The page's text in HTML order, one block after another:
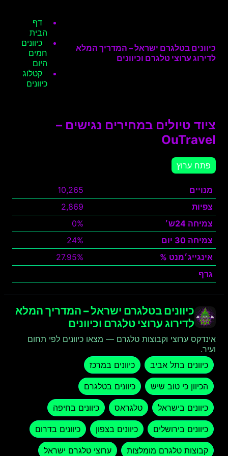
כיוונים בטלגרם ישראל – המדריך המלא
לדירוג ערוצי טלגרם וכיוונים
דף
הבית
כיוונים
חמים
היום
קטלוג
כיוונים
ציוד טיולים במחירים נגישים –
OuTravel
פתח ערוץ
מנויים
10,265
צפיות
2,869
צמיחה 24ש׳
0%
צמיחה 30 יום
24%
אינגייג׳מנט %
27.95%
גרף
כיוונים בטלגרם ישראל – המדריך המלא
לדירוג ערוצי טלגרם וכיוונים
אינדקס ערוצי וקבוצות טלגרם — מצאו כיוונים לפי תחום
ועיר.
כיוונים בתל אביב
כיוונים במרכז
הכיוון כי טוב שיש כיוונים בטלגרם
כיוונים בישראל טלגראס כיוונים בחיפה
כיוונים בירושלים כיוונים בצפון כיוונים בדרום
קבוצות טלגרם מומלצות ערוצי טלגרם ישראל